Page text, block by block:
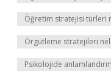
Öğretim stratejisi türleri
Örgütleme stratejileri
Psikolojide